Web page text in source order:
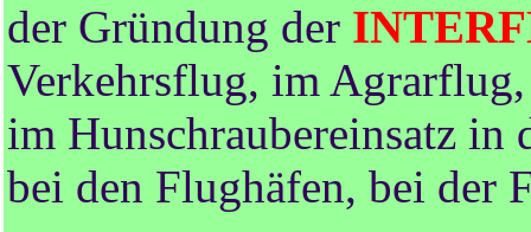
der Gründung der
Verkehrsflug, im
im Hunschraubereinsatz
bei den Flughäfen, bei der